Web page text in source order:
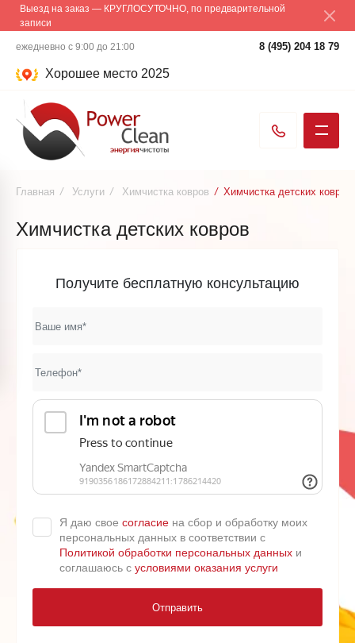
Выезд на заказ — КРУГЛОСУТОЧНО, по предварительной
записи
ежедневно с 9:00 до 21:00 8 (495) 204 18 79
Хорошее место 2025
Главная / Услуги / Химчистка ковров / Химчистка детских ковров
Химчистка детских ковров
Получите бесплатную консультацию
Отправить
Я даю свое согласие на сбор и обработку моих
персональных данных в соответствии с
Политикой обработки персональных данных и
соглашаюсь с условиями оказания услуги